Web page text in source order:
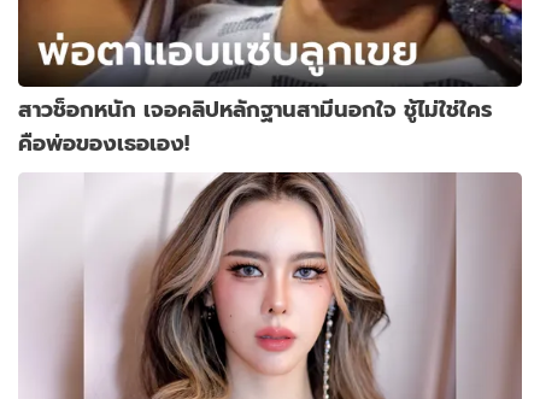
สาวช็อกหนัก เจอคลิปหลักฐานสามีนอกใจ ชู้ไม่ใช่ใคร
คือพ่อของเธอเอง!